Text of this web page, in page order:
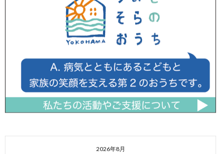
2026年8月